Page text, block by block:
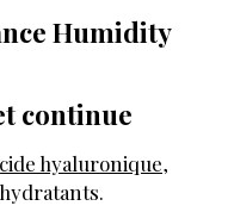
Humidity
continue
hyaluronique,